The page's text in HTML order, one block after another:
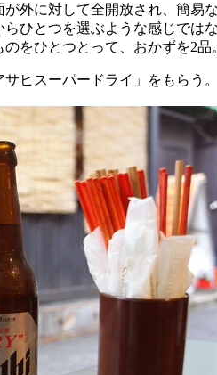
外に対して全開放され、簡
ひとつを選ぶような感じで
をひとつとって、おかずを2
ヒスーパードライ」をもらう